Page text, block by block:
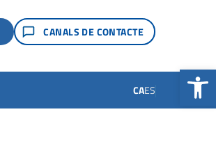
Obre la
CANALS DE CONTACTE
CAES